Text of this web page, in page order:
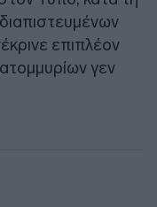
επιπλέον
γεν